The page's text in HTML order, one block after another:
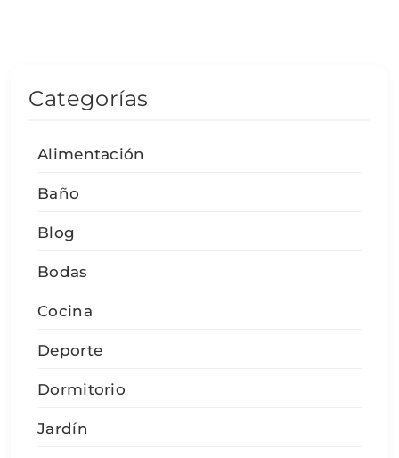
Categorías
Alimentación
Baño
Blog
Bodas
Cocina
Deporte
Dormitorio
Jardín